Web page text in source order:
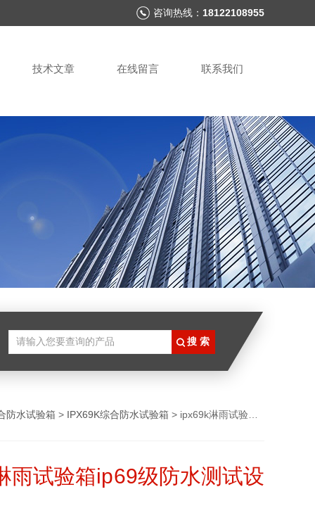
咨询热线： 18122108955
技术文章 在线留言 联系我们
防水试验箱 > IPX69K综合防水试验箱 > ipx69k淋雨试验箱ip69级防水测试设备
雨试验箱ip69级防水测试设